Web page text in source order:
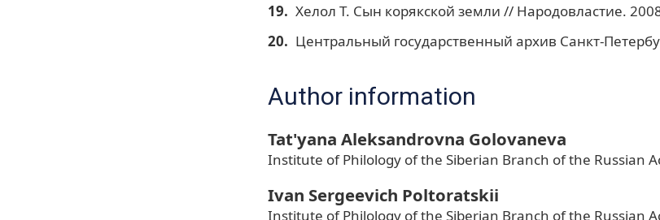
Хелол Т. Сын корякской земли // Народовластие.
Центральный государственный архив Санкт-
Author information
Tat'yana Aleksandrovna Golovaneva
Institute of Philology of the Siberian Branch of the Russian
Ivan Sergeevich Poltoratskii
Institute of Philology of the Siberian Branch of the Russian